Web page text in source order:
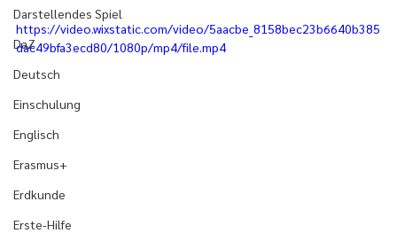
Darstellendes Spiel
DaZ
Deutsch
Einschulung
Englisch
Erasmus+
Erdkunde
Erste-Hilfe
https://video.wixstatic.com/video/5aacbe_8158bec23b6640b385
dac49bfa3ecd80/1080p/mp4/file.mp4